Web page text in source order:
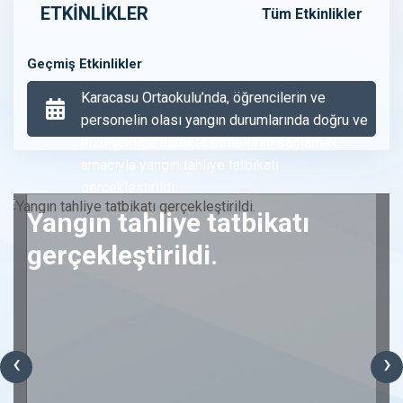
ETKİNLİKLER Tüm Etkinlikler
Geçmiş Etkinlikler
Karacasu Ortaokulu’nda, öğrencilerin ve
personelin olası yangın durumlarında doğru ve
hızlı şekilde hareket etmelerini sağlamak
amacıyla yangın tahliye tatbikatı
13-10-2025 00:00
‹ ›
Yangın tahliye tatbikatı
gerçekleştirildi.